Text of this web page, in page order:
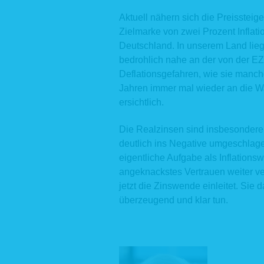
Aktuell nähern sich die
Zielmarke von zwei Prozent
Deutschland. In unserem Land
bedrohlich nahe an der von der
Deflationsgefahren, wie sie
Jahren immer mal wieder an die
ersichtlich.
Die Realzinsen sind
deutlich ins Negative
eigentliche Aufgabe als
angeknackstes Vertrauen weiter
jetzt die Zinswende einleitet. Sie
überzeugend und klar tun.
Daten